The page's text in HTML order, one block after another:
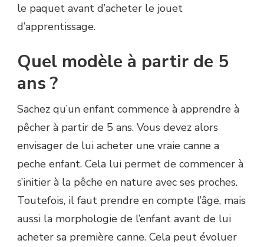
le paquet avant d’acheter le jouet
d’apprentissage.
Quel modèle à partir de 5
ans ?
Sachez qu’un enfant commence à apprendre à
pêcher à partir de 5 ans. Vous devez alors
envisager de lui acheter une vraie canne a
peche enfant. Cela lui permet de commencer à
s’initier à la pêche en nature avec ses proches.
Toutefois, il faut prendre en compte l’âge, mais
aussi la morphologie de l’enfant avant de lui
acheter sa première canne. Cela peut évoluer